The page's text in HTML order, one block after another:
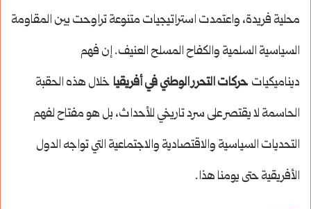
محلية فريدة، واعتمدت استراتيجيات متنوعة تراوحت بين المقاومة
السياسية السلمية والكفاح المسلح العنيف. إن فهم
ديناميكياتحركات التحرر الوطني في أفريقيا خلال هذه الحقبة
الحاسمة لا يقتصر على سرد تاريخي للأحداث، بل هو مفتاح لفهم
التحديات السياسية والاقتصادية والاجتماعية التي تواجه الدول
الأفريقية حتى يومنا هذا.